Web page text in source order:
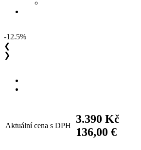
-12.5%
❮
❯
Aktuální cena s DPH
3.390 Kč
136,00 €